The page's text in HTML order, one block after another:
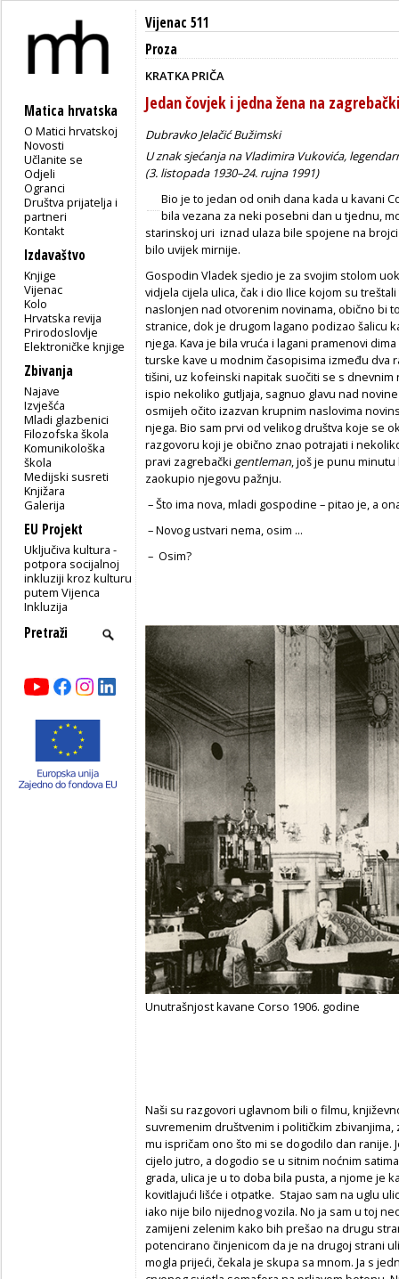
Matica hrvatska
O Matici hrvatskoj
Novosti
Učlanite se
Odjeli
Ogranci
Društva prijatelja i
partneri
Kontakt
Izdavaštvo
Knjige
Vijenac
Kolo
Hrvatska revija
Prirodoslovlje
Elektroničke knjige
Zbivanja
Najave
Izvješća
Mladi glazbenici
Filozofska škola
Komunikološka
škola
Medijski susreti
Knjižara
Galerija
EU Projekt
Uključiva kultura -
potpora socijalnoj
inkluziji kroz kulturu
putem Vijenca
Inkluzija
Vijenac 511
Proza
KRATKA PRIČA
Jedan čovjek i jedna žena na
Dubravko Jelačić Bužimski
U znak sjećanja na Vladimira Vukovića,
(3. listopada 1930–24. rujna 1991)
Bio je to jedan od onih dana kada u kavani
bila vezana za neki posebni dan u tjednu,
starinskoj uri iznad ulaza bile spojene na
bilo uvijek mirnije.
Gospodin Vladek sjedio je za svojim stolom
vidjela cijela ulica, čak i dio Ilice kojom su
naslonjen nad otvorenim novinama, obično bi
stranice, dok je drugom lagano podizao šalicu
njega. Kava je bila vruća i lagani pramenovi
turske kave u modnim časopisima između dva
tišini, uz kofeinski napitak suočiti se s dnevnim
ispio nekoliko gutljaja, sagnuo glavu nad
osmijeh očito izazvan krupnim naslovima
njega. Bio sam prvi od velikog društva koje se
razgovoru koji je obično znao potrajati i
pravi zagrebački gentleman , još je punu
zaokupio njegovu pažnju.
– Što ima nova, mladi gospodine – pitao je, a
– Novog ustvari nema, osim ...
– Osim?
Unutrašnjost kavane Corso 1906. godine
Naši su razgovori uglavnom bili o filmu,
suvremenim društvenim i političkim
mu ispričam ono što mi se dogodilo dan
cijelo jutro, a dogodio se u sitnim noćnim
grada, ulica je u to doba bila pusta, a njome je
kovitlajući lišće i otpatke. Stajao sam na uglu
iako nije bilo nijednog vozila. No ja sam u toj
zamijeni zelenim kako bih prešao na drugu
potencirano činjenicom da je na drugoj strani
mogla prijeći, čekala je skupa sa mnom. Ja s